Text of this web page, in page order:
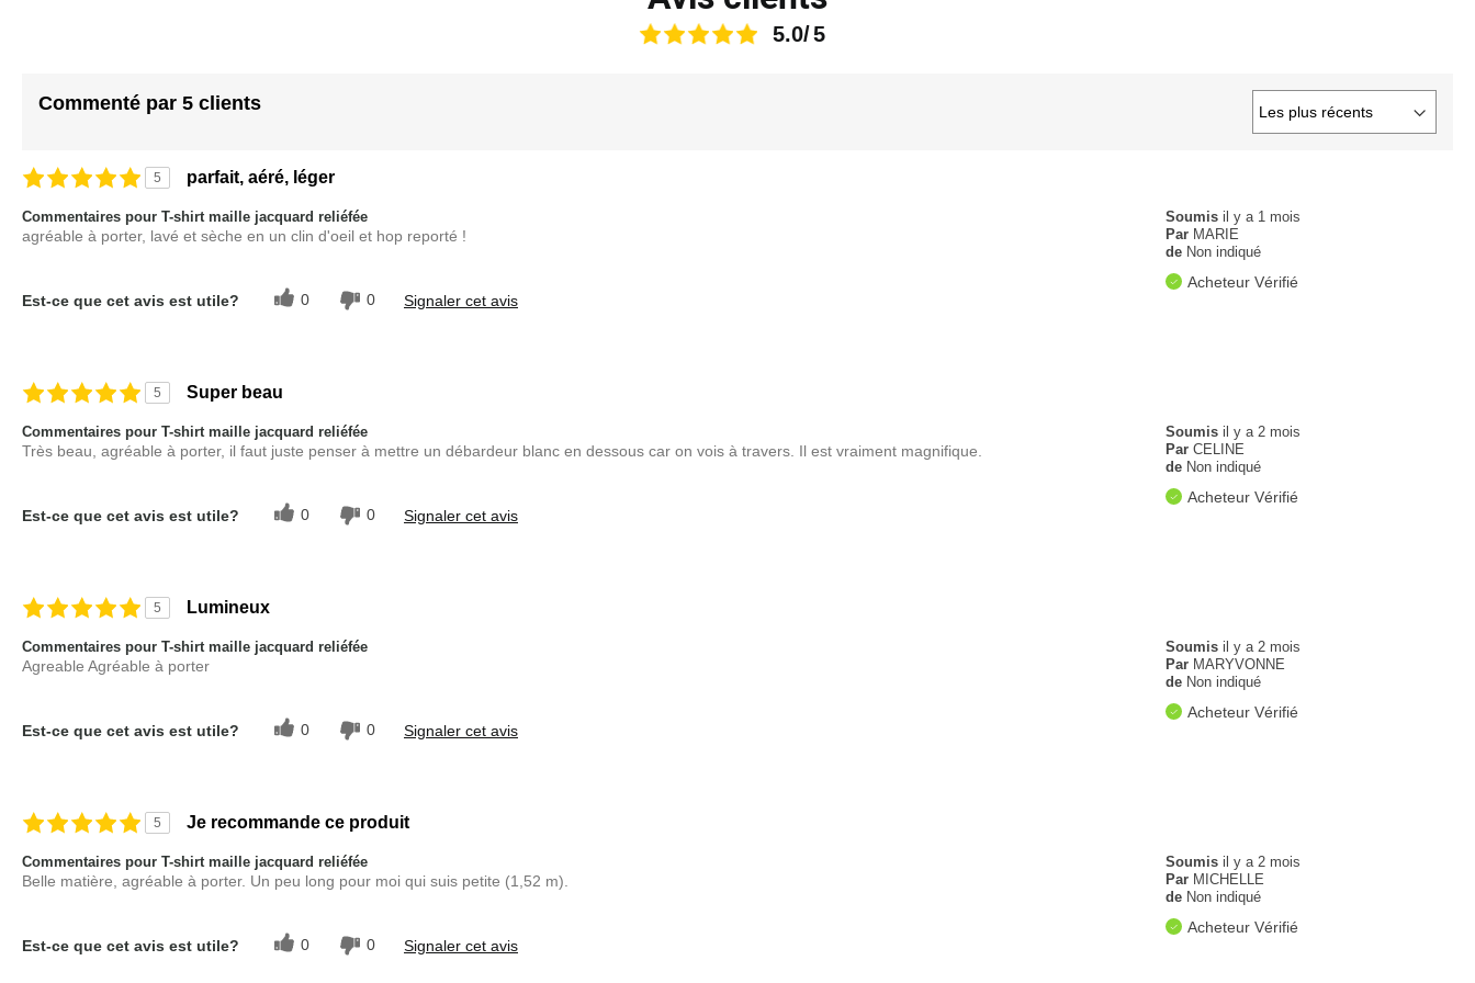
gallery
5.0
Commenté par 5 clients
5 parfait, aéré, léger
Soumisil y a 1 mois
Par MARIE
de Non indiqué
Acheteur Vérifié
Commentaires pour T-shirt maille jacquard reliéfée
agréable à porter, lavé et sèche en un clin d'oeil et hop reporté !
Est-ce que cet avis est utile? 0 0 Signaler cet avis
5 Super beau
Soumisil y a 2 mois
Par CELINE
de Non indiqué
Acheteur Vérifié
Commentaires pour T-shirt maille jacquard reliéfée
Très beau, agréable à porter, il faut juste penser à mettre un débardeur blanc en dessous car on vois à travers. Il est vraiment magnifique.
Est-ce que cet avis est utile? 0 0 Signaler cet avis
5 Lumineux
Soumisil y a 2 mois
Par MARYVONNE
de Non indiqué
Acheteur Vérifié
Commentaires pour T-shirt maille jacquard reliéfée
Agreable Agréable à porter
Est-ce que cet avis est utile? 0 0 Signaler cet avis
5 Je recommande ce produit
Soumisil y a 2 mois
Par MICHELLE
de Non indiqué
Acheteur Vérifié
Commentaires pour T-shirt maille jacquard reliéfée
Belle matière, agréable à porter. Un peu long pour moi qui suis petite (1,52 m).
Est-ce que cet avis est utile? 0 0 Signaler cet avis